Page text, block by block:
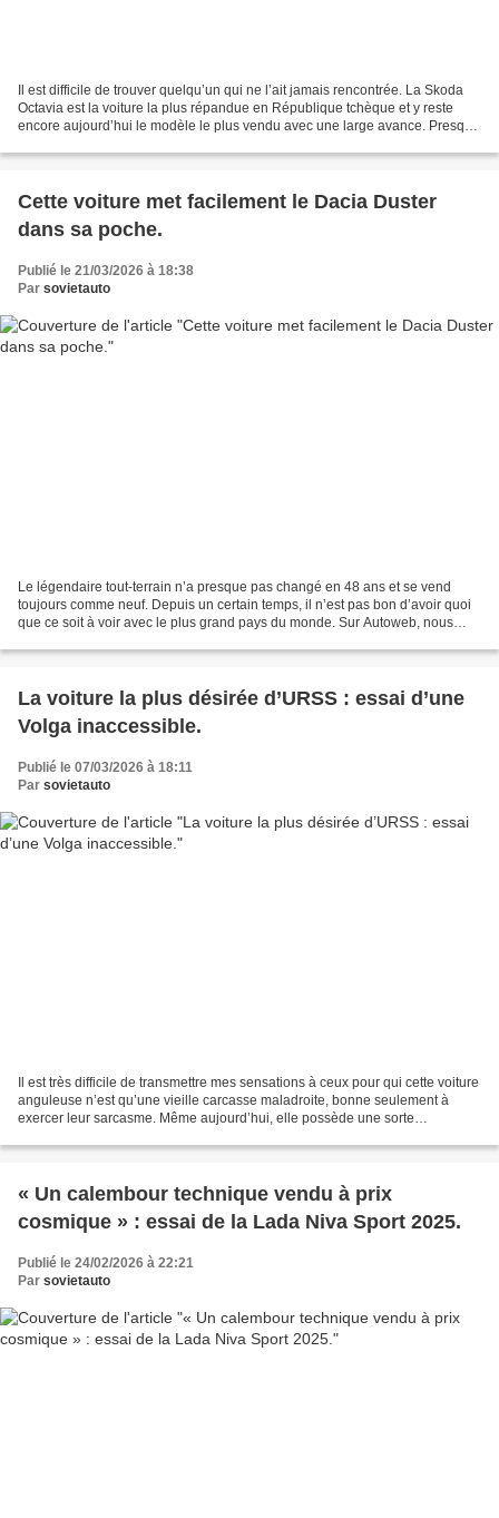
Il est difficile de trouver quelqu’un qui ne l’ait jamais rencontrée. La Skoda
Octavia est la voiture la plus répandue en République tchèque et y reste
encore aujourd’hui le modèle le plus vendu avec une large avance. Presque
Cette voiture met facilement le Dacia Duster
dans sa poche.
Publié le 21/03/2026 à 18:38
Par sovietauto
Le légendaire tout-terrain n’a presque pas changé en 48 ans et se vend
toujours comme neuf. Depuis un certain temps, il n’est pas bon d’avoir quoi
que ce soit à voir avec le plus grand pays du monde. Sur Autoweb, nous
La voiture la plus désirée d’URSS : essai d’une
Volga inaccessible.
Publié le 07/03/2026 à 18:11
Par sovietauto
Il est très difficile de transmettre mes sensations à ceux pour qui cette voiture
anguleuse n’est qu’une vieille carcasse maladroite, bonne seulement à
exercer leur sarcasme. Même aujourd’hui, elle possède une sorte
« Un calembour technique vendu à prix
cosmique » : essai de la Lada Niva Sport 2025.
Publié le 24/02/2026 à 22:21
Par sovietauto